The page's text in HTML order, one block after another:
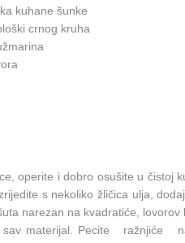
kuhane šunke
crnog kruha
operite i dobro osušite u čistoj
s nekoliko žličica ulja,
narezan na kvadratiće,
sav materijal. Pecite ražnjiće